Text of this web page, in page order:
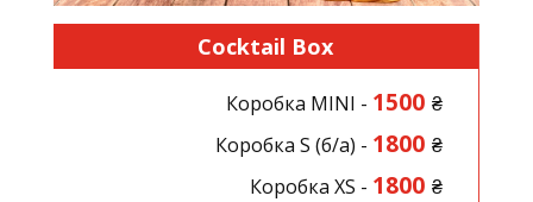
Cocktail Box
Коробка MINI - 1500 ₴
Коробка S (б/а) - 1800 ₴
Коробка XS - 1800 ₴